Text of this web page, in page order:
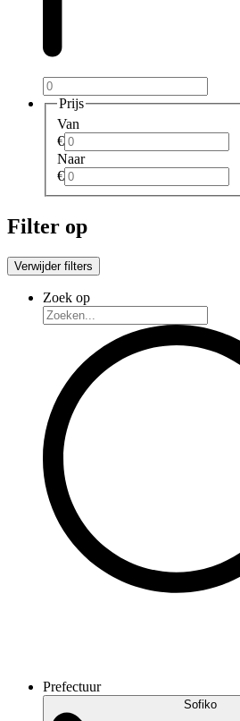
Prijs
Van
€
Naar
€
Filter op
Verwijder filters
Zoek op
Prefectuur
Sofiko